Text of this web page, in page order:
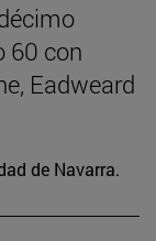
60 con
Eadweard
de Navarra.